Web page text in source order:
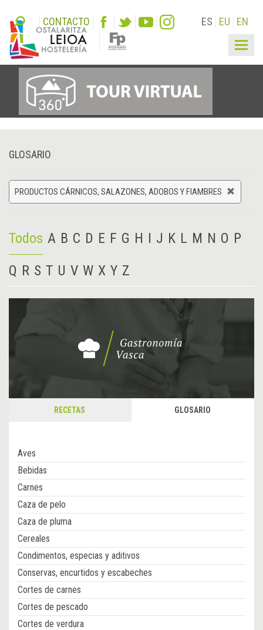
CONTACTO ES EU EN
GLOSARIO
PRODUCTOS CÁRNICOS, SALAZONES, ADOBOS Y FIAMBRES
Todos A B C D E F G H I J K L M N O P
Q R S T U V W X Y Z
RECETAS GLOSARIO
Aves
Bebidas
Carnes
Caza de pelo
Caza de pluma
Cereales
Condimentos, especias y aditivos
Conservas, encurtidos y escabeches
Cortes de carnes
Cortes de pescado
Cortes de verdura